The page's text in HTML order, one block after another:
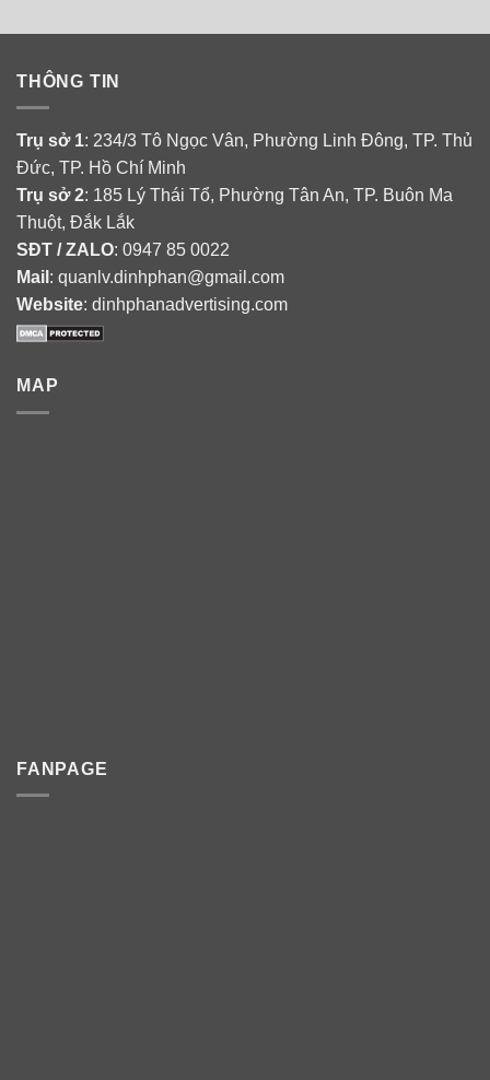
THÔNG TIN
Trụ sở 1: 234/3 Tô Ngọc Vân, Phường Linh Đông, TP. Thủ
Đức, TP. Hồ Chí Minh
Trụ sở 2: 185 Lý Thái Tổ, Phường Tân An, TP. Buôn Ma
Thuột, Đắk Lắk
SĐT / ZALO: 0947 85 0022
Mail : quanlv.dinhphan@gmail.com
Website: dinhphanadvertising.com
MAP
FANPAGE